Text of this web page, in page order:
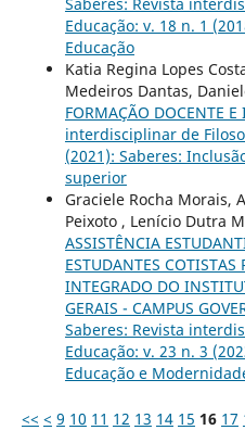
Educação: v. 18 n. 1
Educação
Katia Regina Lopes
Medeiros Dantas,
FORMAÇÃO DOCENTE E
interdisciplinar de
(2021): Saberes:
superior
Graciele Rocha Morais,
Peixoto , Lenício Dutra
ASSISTÊNCIA
ESTUDANTES
INTEGRADO DO
GERAIS - CAMPUS
Saberes: Revista
Educação: v. 23 n. 3
Educação e
<< < 9 10 11 12 13 14 15 16 17